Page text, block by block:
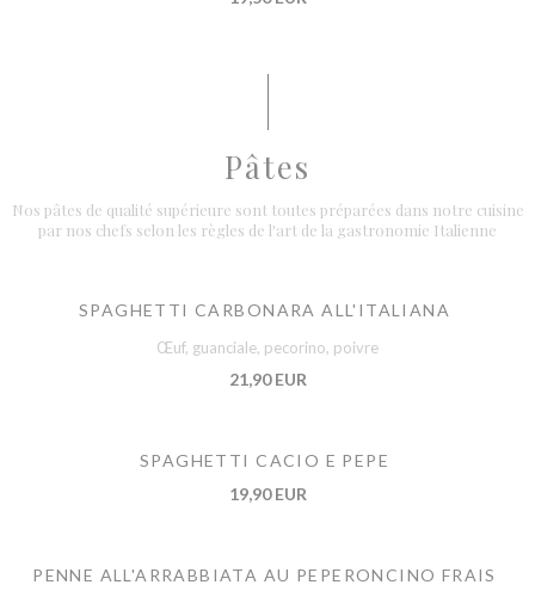
Pâtes
Nos pâtes de qualité supérieure sont toutes préparées dans notre cuisine
par nos chefs selon les règles de l'art de la gastronomie Italienne
SPAGHETTI CARBONARA ALL'ITALIANA
Œuf, guanciale, pecorino, poivre
21,90 EUR
SPAGHETTI CACIO E PEPE
19,90 EUR
PENNE ALL'ARRABBIATA AU PEPERONCINO FRAIS